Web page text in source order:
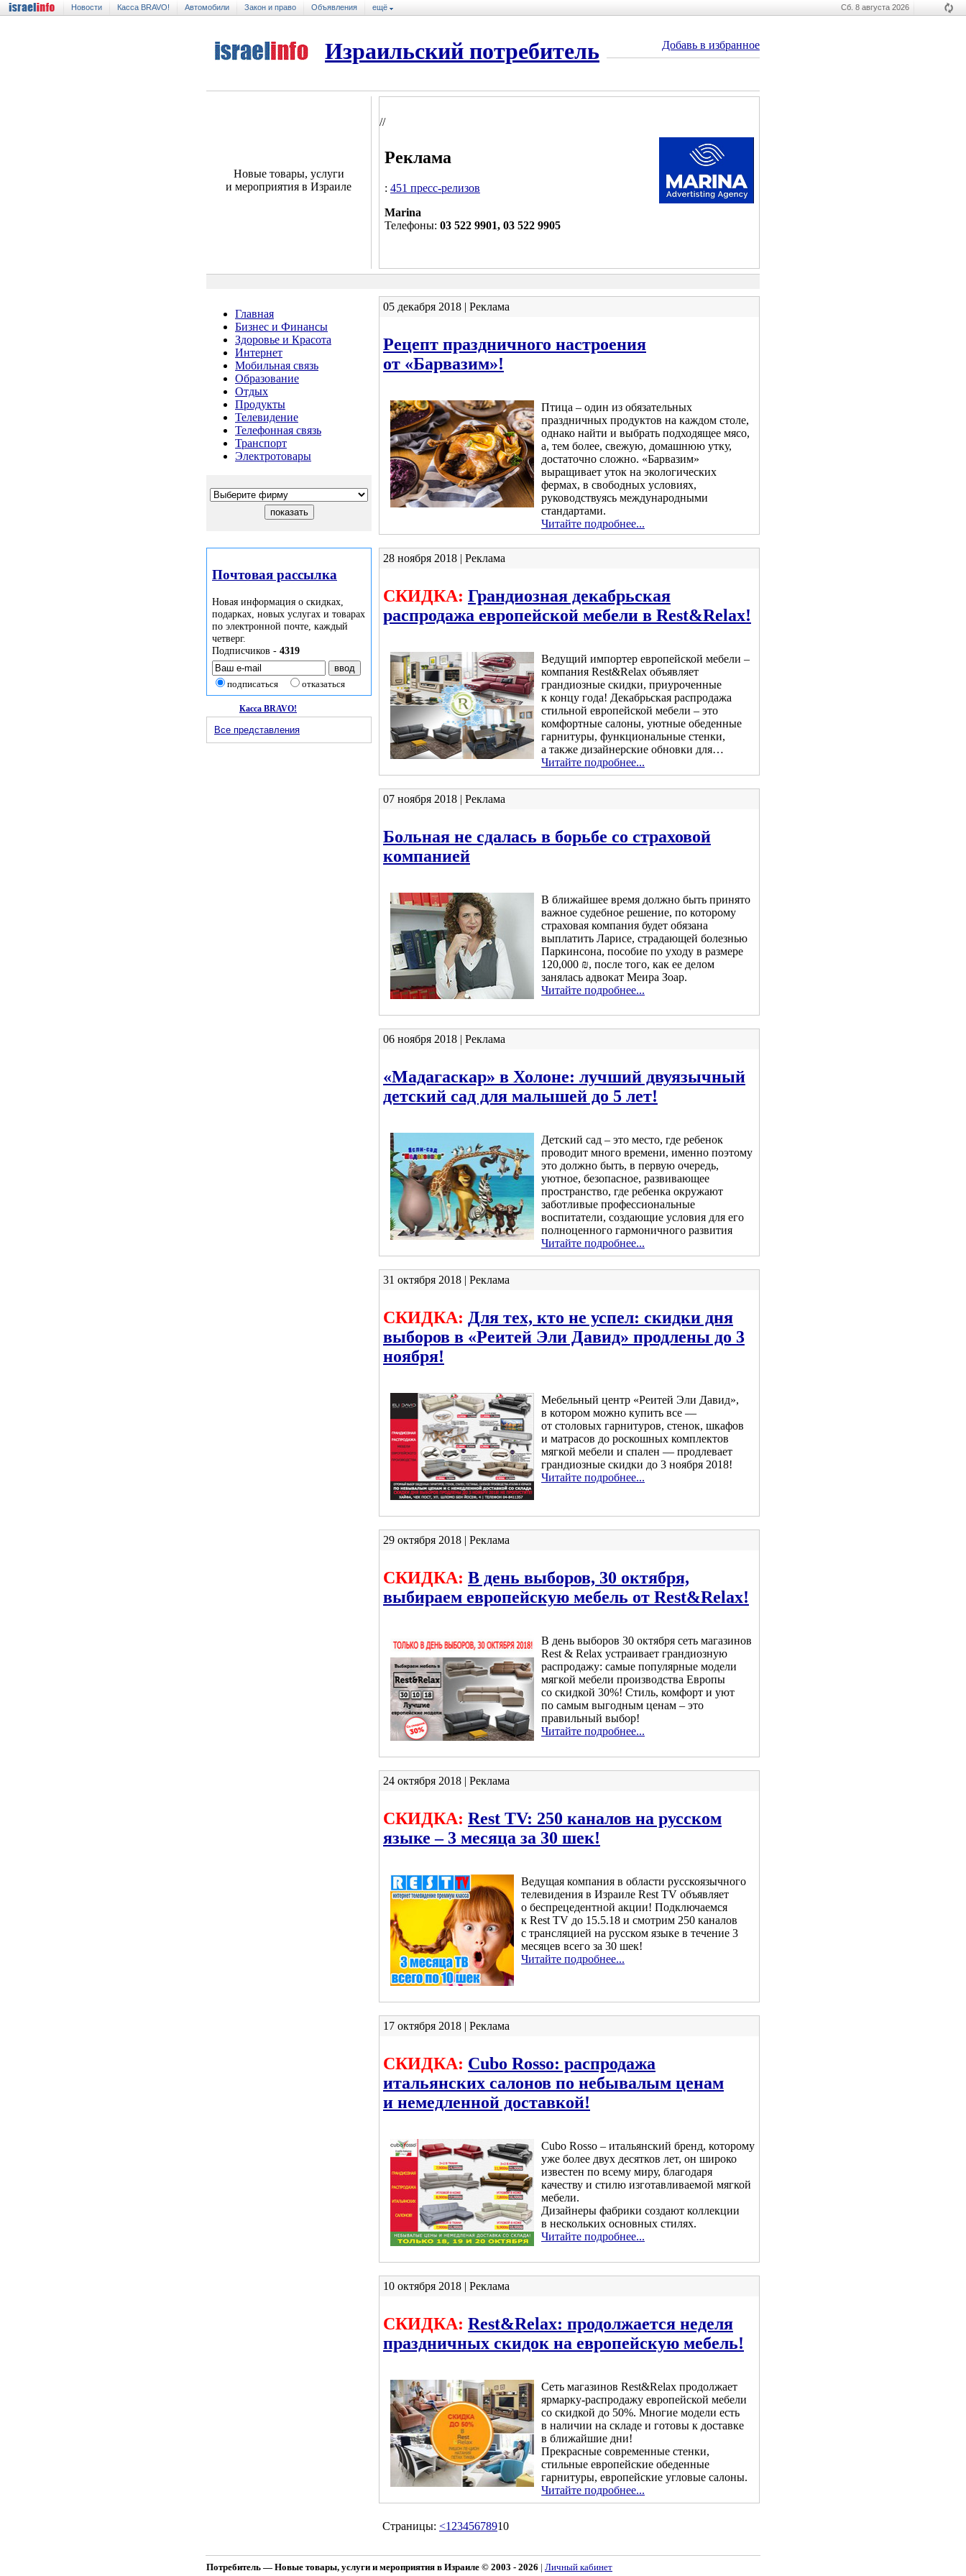
Новости Касса BRAVO! Автомобили Закон и право Объявления ещё Сб. 8 августа 2026
Израильский потребитель Добавь в избранное
Новые товары, услуги
и мероприятия в Израиле
//
Реклама
: 451 пресс-релизов
Marina
Телефоны: 03 522 9901, 03 522 9905
Главная
Бизнес и Финансы
Здоровье и Красота
Интернет
Мобильная связь
Образование
Отдых
Продукты
Телевидение
Телефонная связь
Транспорт
Электротовары
Почтовая рассылка
Новая информация о скидках,
подарках, новых услугах и товарах
по электронной почте, каждый
четверг.
Подписчиков - 4319
подписаться отказаться
Касса BRAVO!
Все представления
05 декабря 2018 | Реклама
Рецепт праздничного настроения
от «Барвазим»!
Птица – один из обязательных
праздничных продуктов на каждом столе,
однако найти и выбрать подходящее мясо,
а, тем более, свежую, домашнюю утку,
достаточно сложно. «Барвазим»
выращивает уток на экологических
фермах, в свободных условиях,
руководствуясь международными
стандартами.
Читайте подробнее...
28 ноября 2018 | Реклама
СКИДКА: Грандиозная декабрьская
распродажа европейской мебели в Rest&Relax!
Ведущий импортер европейской мебели –
компания Rest&Relax объявляет
грандиозные скидки, приуроченные
к концу года! Декабрьская распродажа
стильной европейской мебели – это
комфортные салоны, уютные обеденные
гарнитуры, функциональные стенки,
а также дизайнерские обновки для…
Читайте подробнее...
07 ноября 2018 | Реклама
Больная не сдалась в борьбе со страховой
компанией
В ближайшее время должно быть принято
важное судебное решение, по которому
страховая компания будет обязана
выплатить Ларисе, страдающей болезнью
Паркинсона, пособие по уходу в размере
120,000 ₪, после того, как ее делом
занялась адвокат Меира Зоар.
Читайте подробнее...
06 ноября 2018 | Реклама
«Мадагаскар» в Холоне: лучший двуязычный
детский сад для малышей до 5 лет!
Детский сад – это место, где ребенок
проводит много времени, именно поэтому
это должно быть, в первую очередь,
уютное, безопасное, развивающее
пространство, где ребенка окружают
заботливые профессиональные
воспитатели, создающие условия для его
полноценного гармоничного развития
Читайте подробнее...
31 октября 2018 | Реклама
СКИДКА: Для тех, кто не успел: скидки дня
выборов в «Реитей Эли Давид» продлены до 3
ноября!
Мебельный центр «Реитей Эли Давид»,
в котором можно купить все —
от столовых гарнитуров, стенок, шкафов
и матрасов до роскошных комплектов
мягкой мебели и спален — продлевает
грандиозные скидки до 3 ноября 2018!
Читайте подробнее...
29 октября 2018 | Реклама
СКИДКА: В день выборов, 30 октября,
выбираем европейскую мебель от Rest&Relax!
В день выборов 30 октября сеть магазинов
Rest & Relax устраивает грандиозную
распродажу: самые популярные модели
мягкой мебели производства Европы
со скидкой 30%! Стиль, комфорт и уют
по самым выгодным ценам – это
правильный выбор!
Читайте подробнее...
24 октября 2018 | Реклама
СКИДКА: Rest TV: 250 каналов на русском
языке – 3 месяца за 30 шек!
Ведущая компания в области русскоязычного
телевидения в Израиле Rest TV объявляет
о беспрецедентной акции! Подключаемся
к Rest TV до 15.5.18 и смотрим 250 каналов
с трансляцией на русском языке в течение 3
месяцев всего за 30 шек!
Читайте подробнее...
17 октября 2018 | Реклама
СКИДКА: Cubo Rosso: распродажа
итальянских салонов по небывалым ценам
и немедленной доставкой!
Cubo Rosso – итальянский бренд, которому
уже более двух десятков лет, он широко
известен по всему миру, благодаря
качеству и стилю изготавливаемой мягкой
мебели.
Дизайнеры фабрики создают коллекции
в нескольких основных стилях.
Читайте подробнее...
10 октября 2018 | Реклама
СКИДКА: Rest&Relax: продолжается неделя
праздничных скидок на европейскую мебель!
Сеть магазинов Rest&Relax продолжает
ярмарку-распродажу европейской мебели
со скидкой до 50%. Многие модели есть
в наличии на складе и готовы к доставке
в ближайшие дни!
Прекрасные современные стенки,
стильные европейские обеденные
гарнитуры, европейские угловые салоны.
Читайте подробнее...
Страницы: <1 2345678910
Потребитель — Новые товары, услуги и мероприятия в Израиле © 2003 - 2026 | Личный кабинет